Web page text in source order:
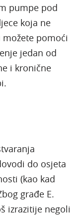
pumpe pod
koja ne
pomoći
jedan od
i kronične
do osjeta
(kao kad
građe E.
izrazitije negoli